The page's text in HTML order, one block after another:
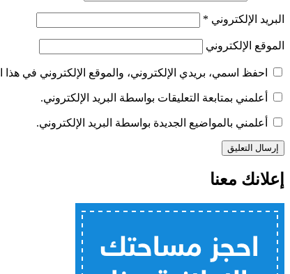
البريد الإلكتروني *
الموقع الإلكتروني
احفظ اسمي، بريدي الإلكتروني، والموقع الإلكتروني في
أعلمني بمتابعة التعليقات بواسطة البريد الإلكتروني.
أعلمني بالمواضيع الجديدة بواسطة البريد الإلكتروني.
إعلانك معنا